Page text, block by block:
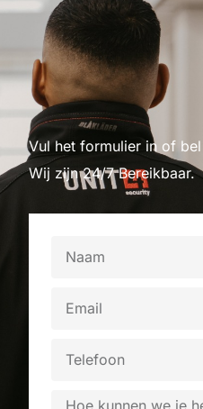
Vul het formulier in of
Wij zijn 24/7 Bereikbaar.